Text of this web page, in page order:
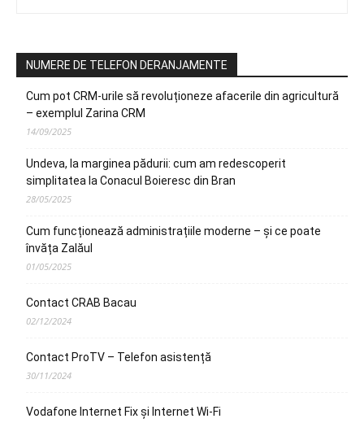
NUMERE DE TELEFON DERANJAMENTE
Cum pot CRM-urile să revoluționeze afacerile din agricultură
– exemplul Zarina CRM
14/09/2025
Undeva, la marginea pădurii: cum am redescoperit
simplitatea la Conacul Boieresc din Bran
28/05/2025
Cum funcționează administrațiile moderne – și ce poate
învăța Zalăul
01/05/2025
Contact CRAB Bacau
02/12/2024
Contact ProTV – Telefon asistență
30/11/2024
Vodafone Internet Fix și Internet Wi-Fi